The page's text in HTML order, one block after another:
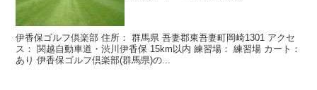
伊香保ゴルフ倶楽部 住所： 群馬県 吾妻郡東吾妻町岡崎1301 アクセ
ス： 関越自動車道・渋川伊香保 15km以内 練習場： 練習場 カート：
あり 伊香保ゴルフ倶楽部(群馬県)の...